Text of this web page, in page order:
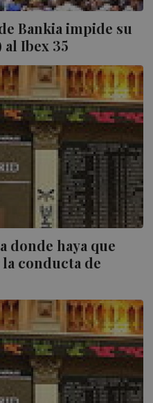
Bankia impide su
Ibex 35
donde haya que
conducta de